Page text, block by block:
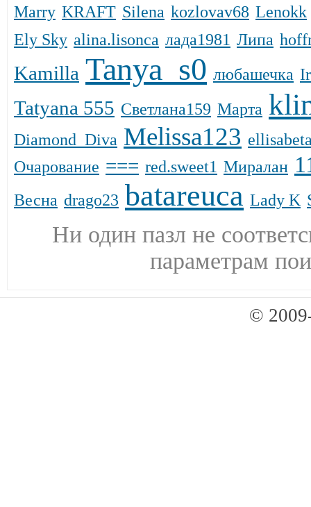
Marry KRAFT Silena kozlovav68 Lenokk
Ely Sky alina.lisonca лада1981 Липа
Kamilla Tanya_s0 любашечка
Tatyana 555 Светлана159 Марта
Diamond_Diva Melissa123
Очарование === red.sweet1 Миралан
Весна drago23 batareuca Lady K
Ни один пазл не
параметрам
©